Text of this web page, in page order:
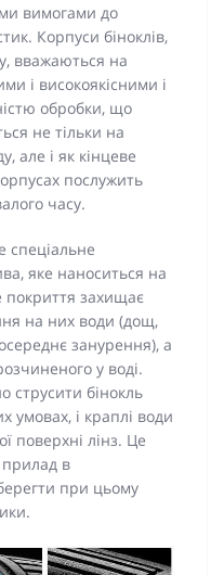
вимогами до
Корпуси біноклів,
вважаються на
і високоякісними і
обробки, що
не тільки на
але і як кінцеве
послужить
часу.
спеціальне
яке наноситься на
покриття захищає
на них води (дощ,
занурення), а
у воді.
струсити бінокль
умовах, і краплі води
поверхні лінз. Це
прилад в
при цьому